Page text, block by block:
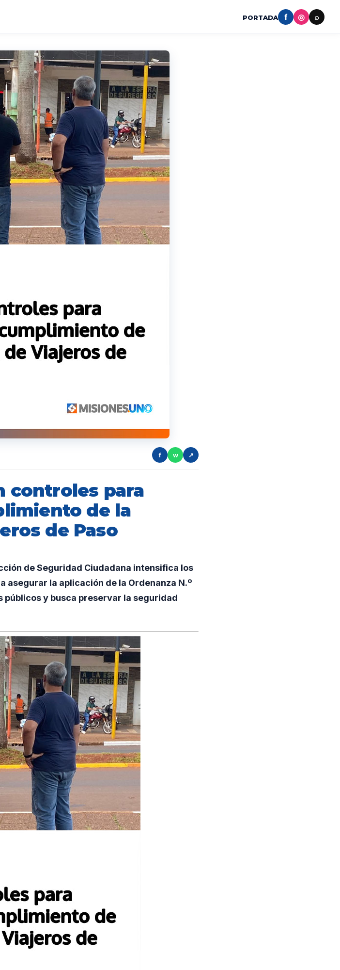
PORTADA f ◎ ⌕
f w ↗
controles para
de la
de Paso
de Seguridad Ciudadana intensifica los
la aplicación de la Ordenanza N.º
públicos y busca preservar la seguridad